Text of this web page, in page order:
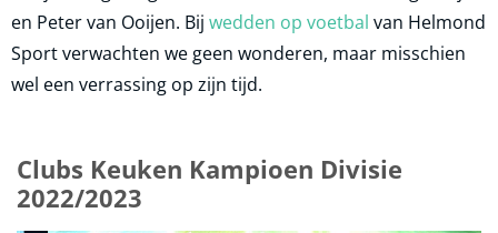
en Peter van Ooijen. Bij wedden op voetbal van Helmond
Sport verwachten we geen wonderen, maar misschien
wel een verrassing op zijn tijd.
Clubs Keuken Kampioen Divisie
2022/2023